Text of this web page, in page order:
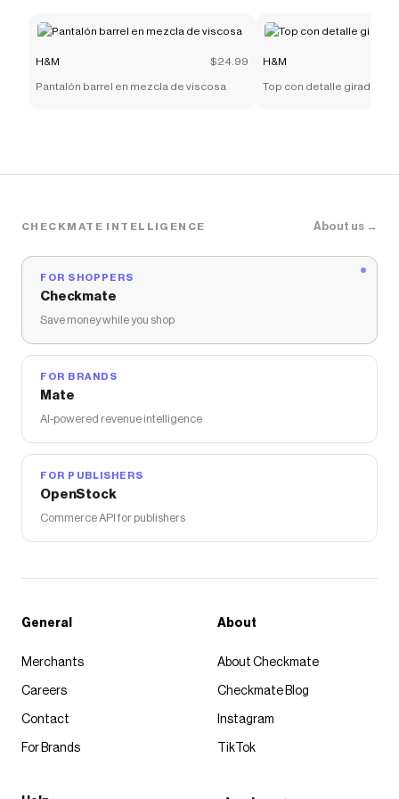
H&M $24.99
Pantalón barrel en mezcla de viscosa
H&M
Top con detalle girado
CHECKMATE INTELLIGENCE About us →
FOR SHOPPERS
Checkmate
Save money while you shop
FOR BRANDS
Mate
AI-powered revenue intelligence
FOR PUBLISHERS
OpenStock
Commerce API for publishers
General
Merchants
Careers
Contact
For Brands
About
About Checkmate
Checkmate Blog
Instagram
TikTok